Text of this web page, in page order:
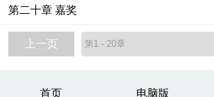
第二十章 嘉奖
上一页
首页 电脑版